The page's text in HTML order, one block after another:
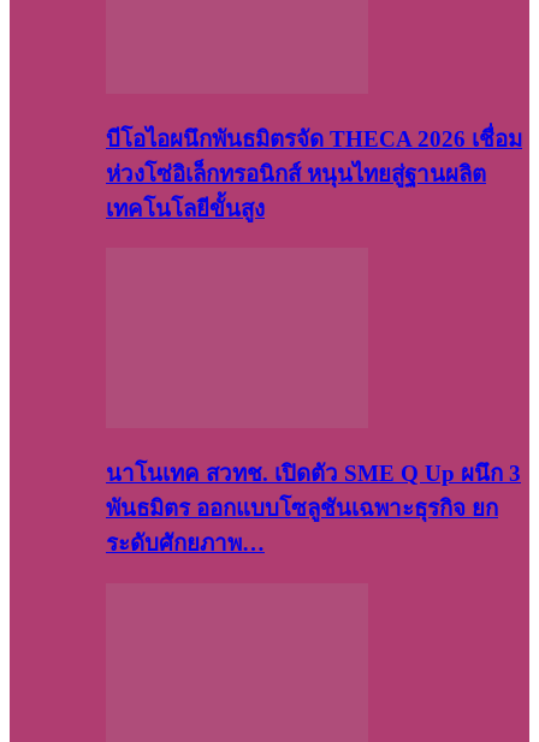
บีโอไอผนึกพันธมิตรจัด THECA 2026 เชื่อม
ห่วงโซ่อิเล็กทรอนิกส์ หนุนไทยสู่ฐานผลิต
เทคโนโลยีขั้นสูง
นาโนเทค สวทช. เปิดตัว SME Q Up ผนึก 3
พันธมิตร ออกแบบโซลูชันเฉพาะธุรกิจ ยก
ระดับศักยภาพ…